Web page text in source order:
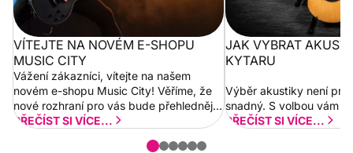
VÍTEJTE NA NOVÉM E-SHOPU
MUSIC CITY
Vážení zákazníci, vítejte na našem
novém e-shopu Music City! Věříme, že
nové rozhraní pro vás bude přehlednější
a rychlejší. Postupně budeme přidávat
PŘEČÍST SI VÍCE...
JAK VYBRAT
KYTARU
Výběr akustiky není pro
snadný. S volbou vám
PŘEČÍST SI VÍCE...